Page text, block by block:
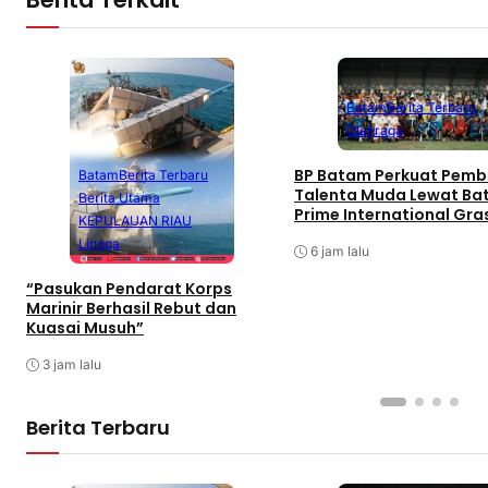
BatamBerita Terbaru
Berita Utama
KEPULAUAN RIAU
Lingga
“Pasukan Pendarat Korps
Marinir Berhasil Rebut dan
Kuasai Musuh”
3 jam lalu
BatamBerita Terbaru
Olahraga
BP Batam Perkuat
Talenta Muda Lewat
Prime International
6 jam lalu
Berita Terbaru